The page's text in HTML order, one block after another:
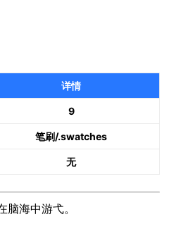
详情
9
笔刷/.swatches
无
海中游弋。